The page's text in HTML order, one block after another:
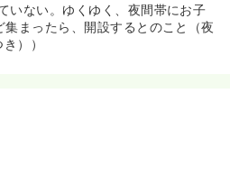
いない。ゆくゆく、夜間帯にお子
まったら、開設するとのこと（夜
））